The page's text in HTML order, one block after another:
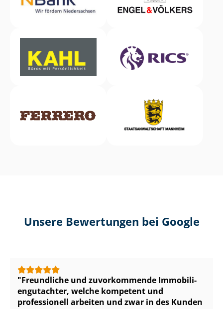
Unsere Bewertungen bei Google
Freundliche und zuvorkommende Im­mo­bi­li­
en­gut­ach­ter, welche kompetent und
professionell arbeiten und zwar in des Kunden